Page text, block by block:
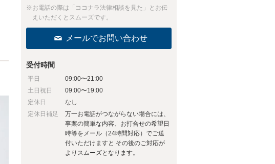
※お電話の際は「ココナラ法律相談を見た」とお伝
えいただくとスムーズです。
メールでお問い合わせ
受付時間
平日
09:00〜21:00
土日祝日
09:00〜19:00
定休日
なし
定休日補足
万一お電話がつながらない場合には、
事案の簡単な内容、お打合せの希望日
時等をメール（24時間対応）でご送
付いただけますと その後のご対応が
よりスムーズとなります。